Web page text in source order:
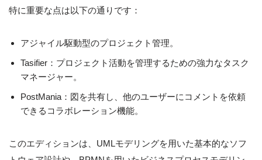
特に重要な点は以下の通りです：
アジャイル駆動型のプロジェクト管理。
Tasifier：プロジェクト活動を管理するための強力なタスク
マネージャー。
PostMania：図を共有し、他のユーザーにコメントを依頼
できるコラボレーション機能。
このエディションは、UMLモデリングを用いた基本的なソフ